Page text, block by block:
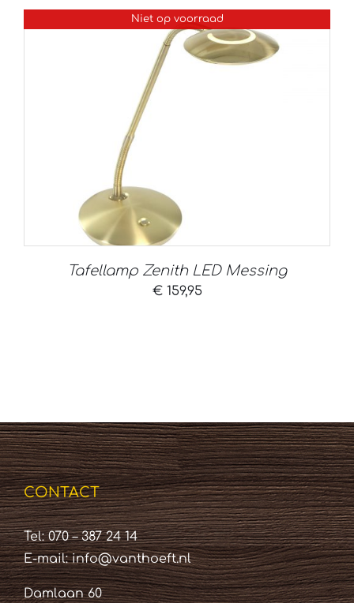
Niet op voorraad
Tafellamp Zenith LED Messing
€159,95
CONTACT
Tel: 070 – 387 24 14
E-mail:info@vanthoeft.nl
Damlaan 60